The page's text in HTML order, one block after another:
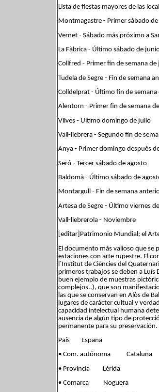
Lista de fiestas mayores de las
Montmagastre - Primer sábado
Vernet - Sábado más próximo a
La Fàbrica - Último sábado de
Collfred - Primer fin de semana de
Tudela de Segre - Fin de semana
Colldelprat - Último fin de semana
Alentorn - Primer fin de semana
Vilves - Ultimo domingo de julio
Vall-llebrera - Segundo fin de
Anya - Primer domingo después
Seró - Tercer sábado de agosto
Baldomà - Último sábado de
Montargull - Fin de semana
Artesa de Segre - Último viernes
Vall-llebrerola - Noviembre
[editar]Patrimonio Mundial; el
El documento más valioso que se
estaciones con arte rupestre. El
l´Institut de Ciències del
primeros trabajos se deben a Luís
buen ejemplo de muestras
complejos..), que son
las que se conservan en Alòs de
lugares de carácter cultual y
capacidad intelectual humana
ausencia de algún tipo de
permanente para su
País España
• Com. autónoma Cataluña
• Provincia Lérida
• Comarca Noguera